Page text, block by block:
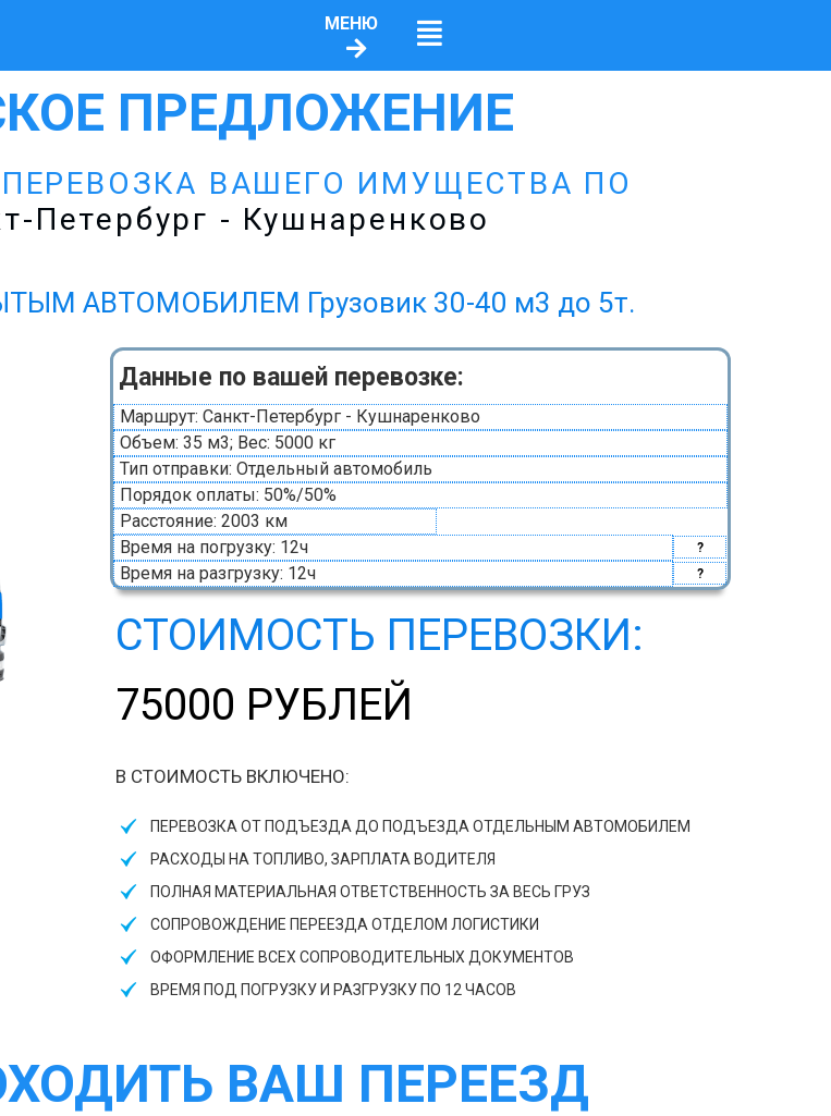
МЕНЮ
ПРЕДЛОЖЕНИЕ
ВАШЕГО ИМУЩЕСТВА ПО
Петербург - Кушнаренково
АВТОМОБИЛЕМ Грузовик 30-40 м3 до 5т.
Данные по вашей перевозке:
Маршрут: Санкт-Петербург - Кушнаренково
Объем: 35 м3; Вес: 5000 кг
Тип отправки: Отдельный автомобиль
Порядок оплаты: 50%/50%
Расстояние: 2003 км
Время на погрузку: 12ч
?
Время на разгрузку: 12ч ?
СТОИМОСТЬ ПЕРЕВОЗКИ:
75000 РУБЛЕЙ
В СТОИМОСТЬ ВКЛЮЧЕНО:
ПЕРЕВОЗКА ОТ ПОДЪЕЗДА ДО ПОДЪЕЗДА ОТДЕЛЬНЫМ АВТОМОБИЛЕМ
РАСХОДЫ НА ТОПЛИВО, ЗАРПЛАТА ВОДИТЕЛЯ
ПОЛНАЯ МАТЕРИАЛЬНАЯ ОТВЕТСТВЕННОСТЬ ЗА ВЕСЬ ГРУЗ
СОПРОВОЖДЕНИЕ ПЕРЕЕЗДА ОТДЕЛОМ ЛОГИСТИКИ
ОФОРМЛЕНИЕ ВСЕХ СОПРОВОДИТЕЛЬНЫХ ДОКУМЕНТОВ
ВРЕМЯ ПОД ПОГРУЗКУ И РАЗГРУЗКУ ПО 12 ЧАСОВ
ВАШ ПЕРЕЕЗД